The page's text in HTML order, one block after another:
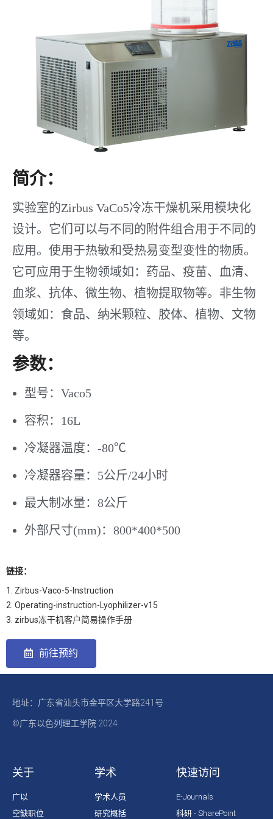
简介：
实验室的Zirbus VaCo5冷冻干燥机采用模块化
设计。它们可以与不同的附件组合用于不同的
应用。使用于热敏和受热易变型变性的物质。
它可应用于生物领域如：药品、疫苗、血清、
血浆、抗体、微生物、植物提取物等。非生物
领域如：食品、纳米颗粒、胶体、植物、文物
等。
参数：
型号：Vaco5
容积：16L
冷凝器温度：-80℃
冷凝器容量：5公斤/24小时
最大制冰量：8公斤
外部尺寸(mm)：800*400*500
链接：
1. Zirbus-Vaco-5-Instruction
2. Operating-instruction-Lyophilizer-v15
3. zirbus冻干机客户简易操作手册
前往预约
地址：广东省汕头市金平区大学路241号
©广东以色列理工学院 2024
关于
广以
空缺职位
学术
学术人员
研究概括
快速访问
E-Journals
科研 - SharePoint